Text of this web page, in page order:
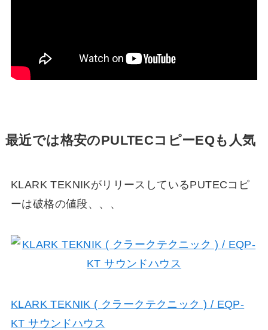
最近では格安のPULTECコピーEQも人気
KLARK TEKNIKがリリースしているPUTECコピ
ーは破格の値段、、、
KLARK TEKNIK ( クラークテクニック ) / EQP-
KT サウンドハウス